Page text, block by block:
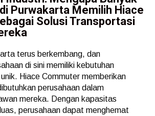
Purwakarta Memilih Hiace
Solusi Transportasi
terus berkembang, dan
di sini memiliki kebutuhan
Hiace Commuter memberikan
perusahaan dalam
mereka. Dengan kapasitas
perusahaan dapat menghemat